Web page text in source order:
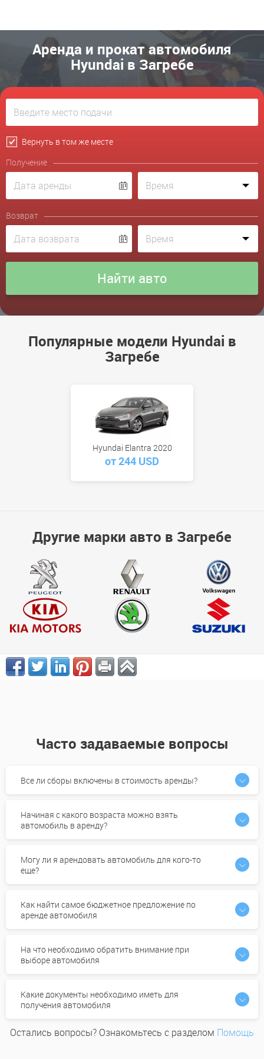
Аренда и прокат автомобиля
Hyundai в Загребе
Вернуть в том же месте
Получение
Возврат
Популярные модели Hyundai в
Загребе
Hyundai Elantra 2020
от 244 USD
Другие марки авто в Загребе
Часто задаваемые вопросы
Все ли сборы включены в стоимость аренды?
Начиная с какого возраста можно взять
автомобиль в аренду?
Могу ли я арендовать автомобиль для кого-то
еще?
Как найти самое бюджетное предложение по
аренде автомобиля
На что необходимо обратить внимание при
выборе автомобиля
Какие документы необходимо иметь для
получения автомобиля
Остались вопросы? Ознакомьтесь с разделом Помощь